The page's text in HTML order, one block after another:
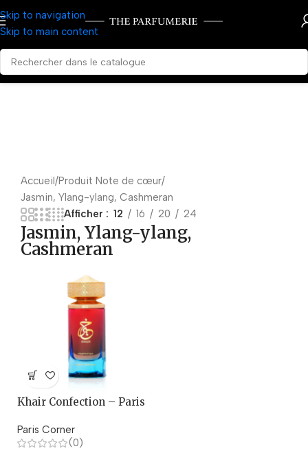
Skip to navigation
Skip to main content
Accueil Produit Note de cœur
Jasmin, Ylang-ylang, Cashmeran
Afficher
12 16 20 24
Jasmin, Ylang-ylang,
Cashmeran
Khair Confection – Paris
Paris Corner
(0)